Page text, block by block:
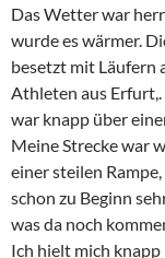
Das Wetter war
wurde es wärmer.
besetzt mit Läufern
Athleten aus
war knapp über
Meine Strecke war
einer steilen
schon zu Beginn
was da noch
Ich hielt mich